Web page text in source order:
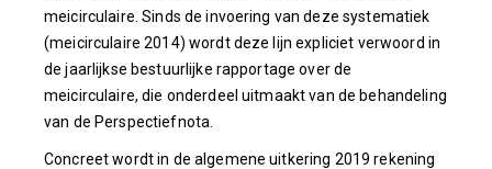
meicirculaire. Sinds de invoering van deze systematiek
(meicirculaire 2014) wordt deze lijn expliciet verwoord in
de jaarlijkse bestuurlijke rapportage over de
meicirculaire, die onderdeel uitmaakt van de behandeling
van de Perspectiefnota.
Concreet wordt in de algemene uitkering 2019 rekening